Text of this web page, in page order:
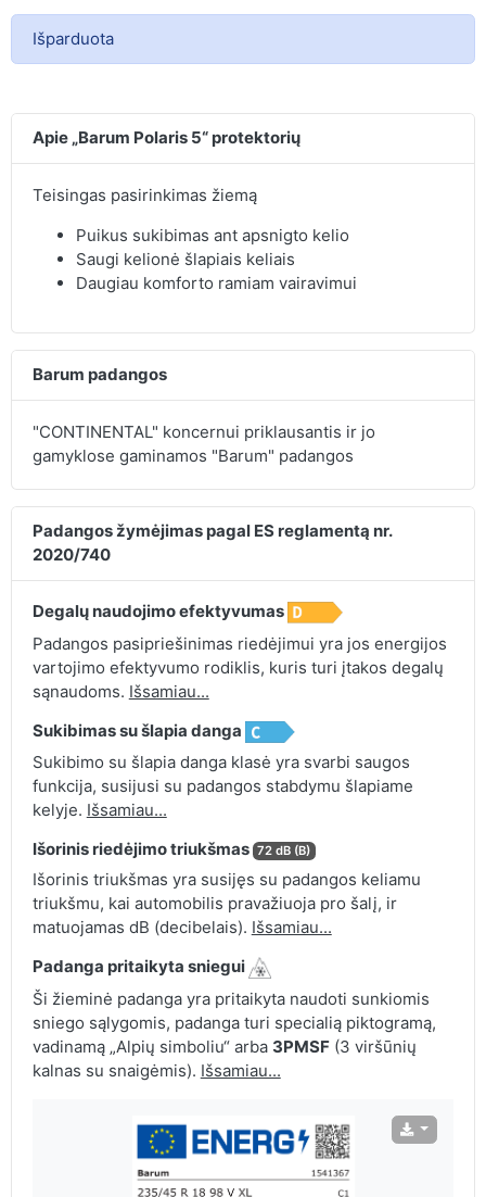
Išparduota
Apie „Barum Polaris 5“ protektorių
Teisingas pasirinkimas žiemą
Puikus sukibimas ant apsnigto kelio
Saugi kelionė šlapiais keliais
Daugiau komforto ramiam vairavimui
Barum padangos
"CONTINENTAL" koncernui priklausantis ir jo
gamyklose gaminamos "Barum" padangos
Padangos žymėjimas pagal ES reglamentą nr.
2020/740
Degalų naudojimo efektyvumas
Padangos pasipriešinimas riedėjimui yra jos energijos
vartojimo efektyvumo rodiklis, kuris turi įtakos degalų
sąnaudoms. Išsamiau...
Sukibimas su šlapia danga
Sukibimo su šlapia danga klasė yra svarbi saugos
funkcija, susijusi su padangos stabdymu šlapiame
kelyje. Išsamiau...
Išorinis riedėjimo triukšmas 72 dB (B)
Išorinis triukšmas yra susijęs su padangos keliamu
triukšmu, kai automobilis pravažiuoja pro šalį, ir
matuojamas dB (decibelais). Išsamiau...
Padanga pritaikyta sniegui
Ši žieminė padanga yra pritaikyta naudoti sunkiomis
sniego sąlygomis, padanga turi specialią piktogramą,
vadinamą „Alpių simboliu“ arba 3PMSF(3 viršūnių
kalnas su snaigėmis). Išsamiau...